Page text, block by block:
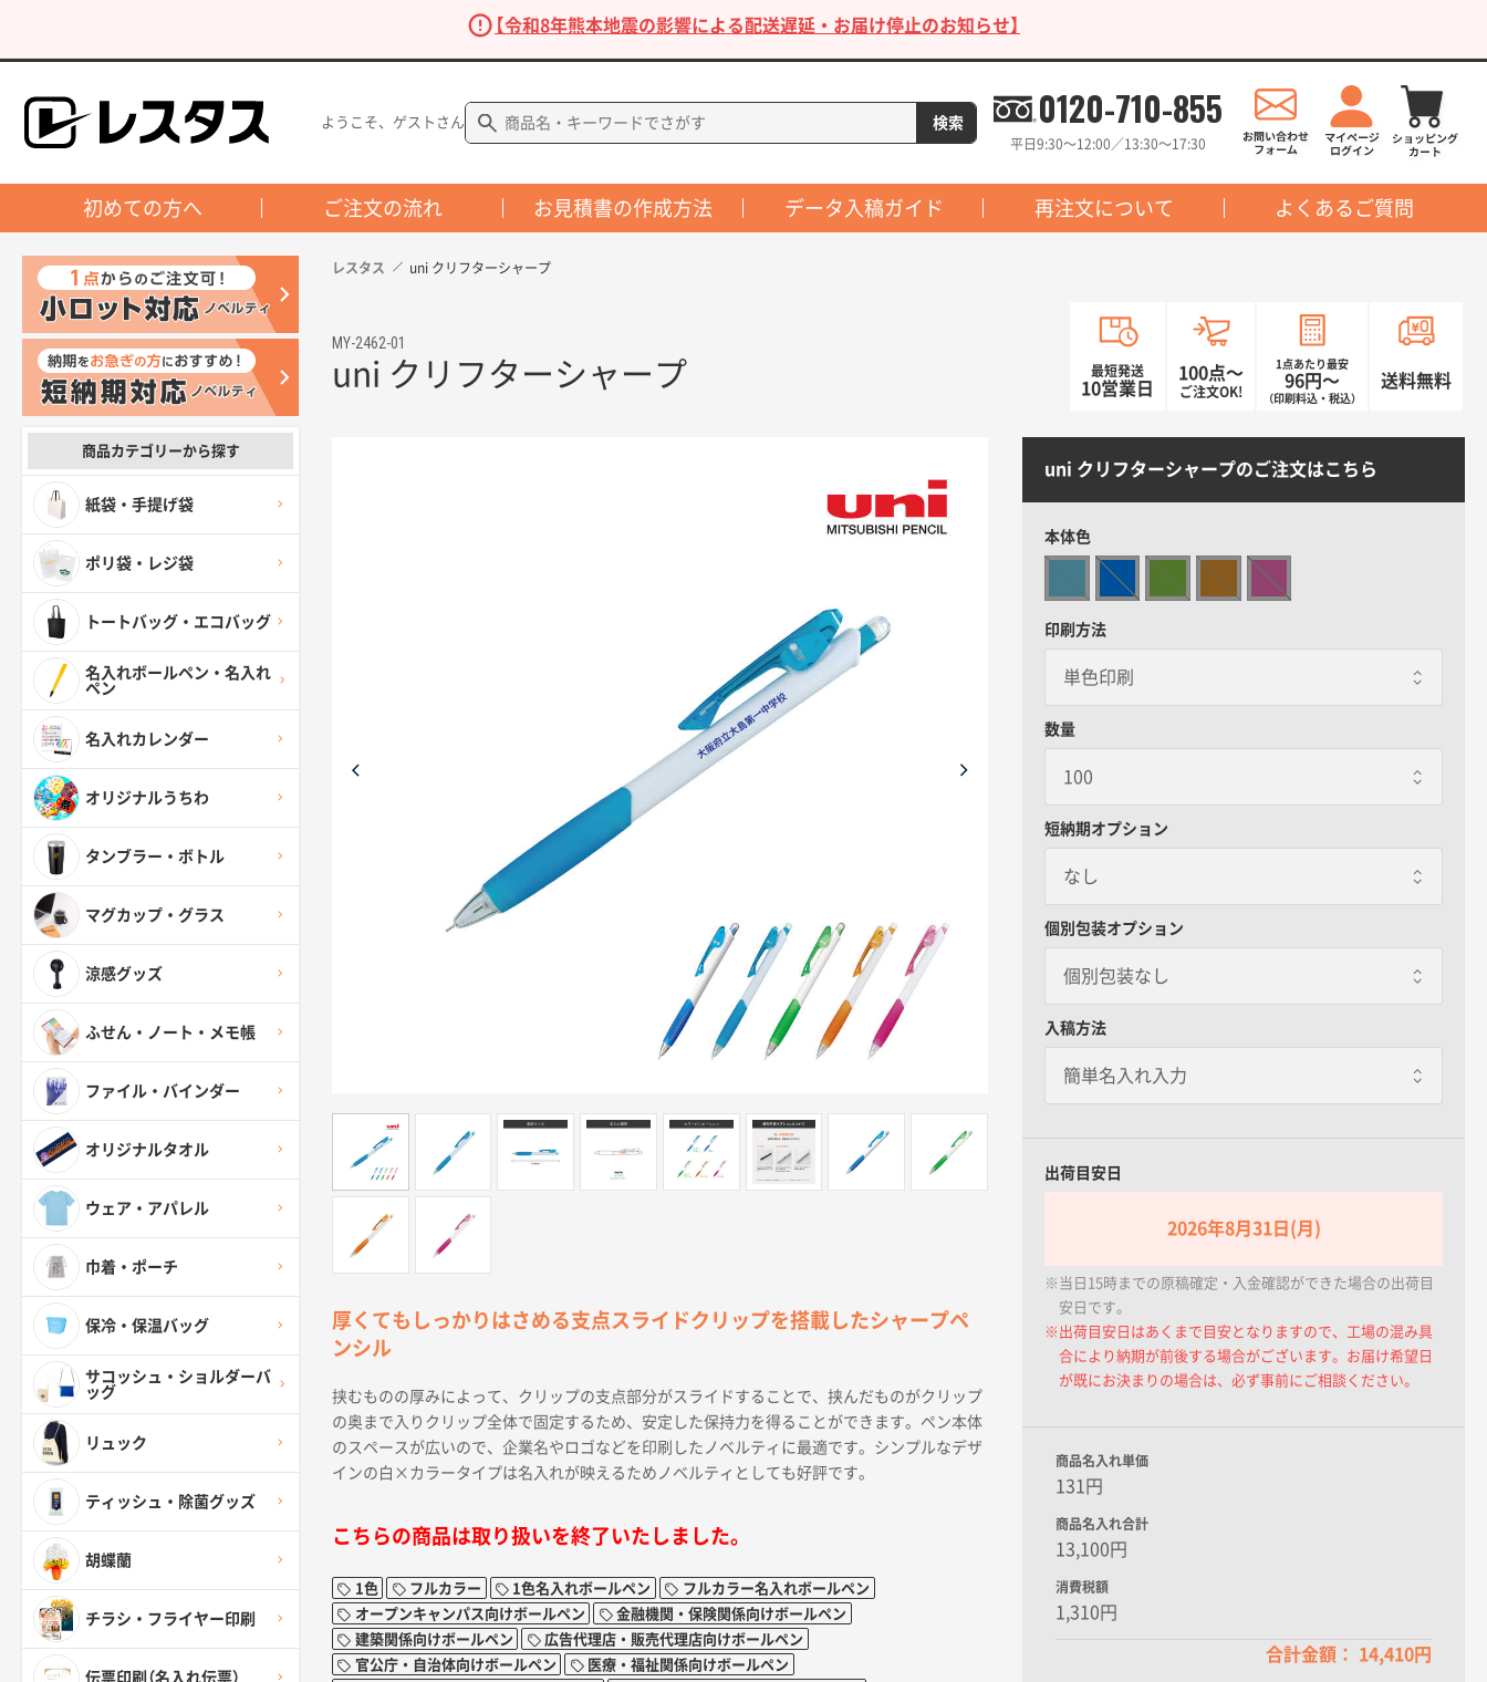
【令和8年熊本地震の影響による配送遅延・お届け停止のお知らせ】
ようこそ、ゲストさん 0120-710-855
平日9:30〜12:00／13:30〜17:30
初めての方へ ご注文の流れ お見積書の作成方法 データ入稿ガイド 再注文について よくあるご質問
商品カテゴリーから探す
紙袋・手提げ袋
ポリ袋・レジ袋
トートバッグ・エコバッグ
名入れボールペン・名入れ
ペン
名入れカレンダー
オリジナルうちわ
タンブラー・ボトル
マグカップ・グラス
涼感グッズ
ふせん・ノート・メモ帳
ファイル・バインダー
オリジナルタオル
ウェア・アパレル
巾着・ポーチ
保冷・保温バッグ
サコッシュ・ショルダーバ
ッグ
リュック
ティッシュ・除菌グッズ
胡蝶蘭
チラシ・フライヤー印刷
伝票印刷（名入れ伝票）
レスタス uni クリフターシャープ
MY-2462-01
uni クリフターシャープ 最短発送
10営業日
100点〜
ご注文OK!
1点あたり最安
96円〜
（印刷料込・税込）
送料無料
uni クリフターシャープのご注文はこちら
本体色
印刷方法
数量
短納期オプション
なし
一点あたり+150.00円
別包装オプション対応不可
個別包装オプション
個別包装なし
一点あたり+15.00円 / 3日出荷
一点あたり+20.00円 / 3日出荷
す。名入れはできかねます。
無地箱封入
一点あたり+18.00円 / 3日出荷
入稿方法
出荷目安日
2026年8月31日(月)
※当日15時までの原稿確定・入金確認ができた場合の出荷目
安日です。
※出荷目安日はあくまで目安となりますので、工場の混み具
合により納期が前後する場合がございます。お届け希望日
が既にお決まりの場合は、必ず事前にご相談ください。
商品名入れ単価
131円
商品名入れ合計
13,100円
消費税額
1,310円
合計金額： 14,410円
厚くてもしっかりはさめる支点スライドクリップを搭載したシャープペ
ンシル
挟むものの厚みによって、クリップの支点部分がスライドすることで、挟んだものがクリップ
の奥まで入りクリップ全体で固定するため、安定した保持力を得ることができます。ペン本体
のスペースが広いので、企業名やロゴなどを印刷したノベルティに最適です。シンプルなデザ
インの白×カラータイプは名入れが映えるためノベルティとしても好評です。
こちらの商品は取り扱いを終了いたしました。
1色 フルカラー 1色名入れボールペン
フルカラー名入れボールペン
オープンキャンパス向けボールペン
金融機関・保険関係向けボールペン
建築関係向けボールペン
広告代理店・販売代理店向けボールペン
官公庁・自治体向けボールペン
医療・福祉関係向けボールペン